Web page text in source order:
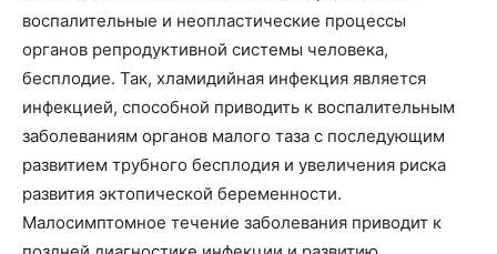
воспалительные и неопластические процессы
органов репродуктивной системы человека,
бесплодие. Так, хламидийная инфекция является
инфекцией, способной приводить к воспалительным
заболеваниям органов малого таза с последующим
развитием трубного бесплодия и увеличения риска
развития эктопической беременности.
Малосимптомное течение заболевания приводит к